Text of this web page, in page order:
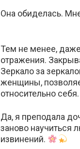
Она обиделась.
Тем не менее, даже
отражения.
Зеркало за
женщины,
относительно себя.
Да, я преподала
заново научиться
извинений.